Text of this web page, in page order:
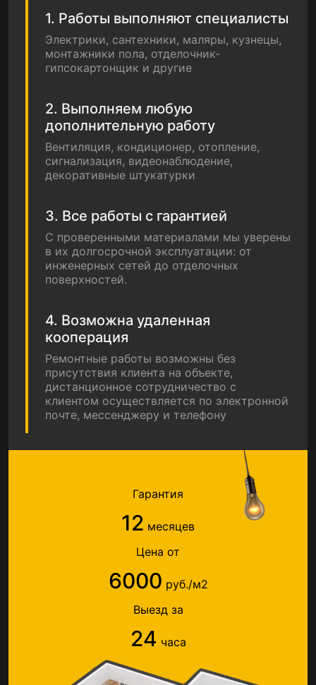
1. Работы выполняют специалисты
Электрики, сантехники, маляры, кузнецы,
монтажники пола, отделочник-
гипсокартонщик и другие
2. Выполняем любую
дополнительную работу
Вентиляция, кондиционер, отопление,
сигнализация, видеонаблюдение,
декоративные штукатурки
3. Все работы с гарантией
С проверенными материалами мы уверены
в их долгосрочной эксплуатации: от
инженерных сетей до отделочных
поверхностей.
4. Возможна удаленная
кооперация
Ремонтные работы возможны без
присутствия клиента на объекте,
дистанционное сотрудничество с
клиентом осуществляется по электронной
почте, мессенджеру и телефону
Гарантия
12 месяцев
Цена от
6000 руб./м2
Выезд за
24 часа